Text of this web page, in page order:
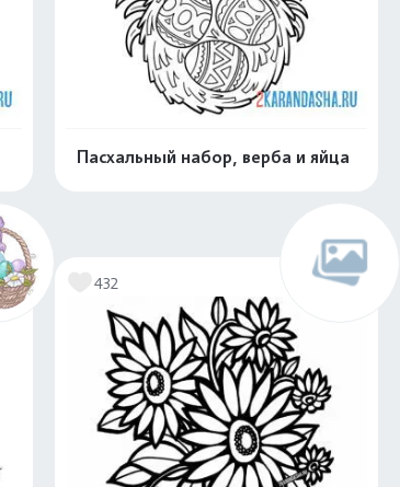
Пасхальный набор, верба и яйца
432